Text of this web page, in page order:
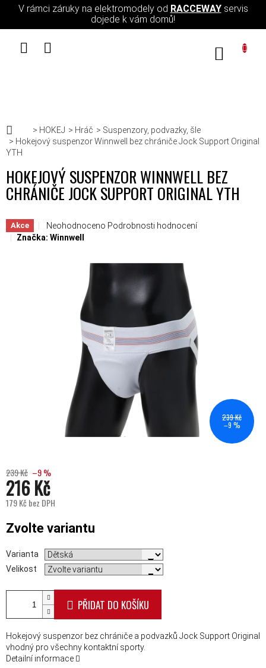
Přejít na obsah
V rámci záruky na elektromodely od RACCEWAYservis
dojede k vám domů!
Domů
HOKEJ Hráč
Suspenzory, podvazky, šle
Hokejový suspenzor Winnwell bez chrániče Jock Support Original
YTH
HOKEJOVÝ SUSPENZOR WINNWELL BEZ
CHRÁNIČE JOCK SUPPORT ORIGINAL YTH
Akce Průměrné hodnocení produktu je 0,0 z 5 hvězdiček.
Neohodnoceno Podrobnosti hodnocení
Značka: Winnwell
239 Kč
–9 %
239 Kč –9 %
216 Kč
179 Kč bez DPH
Zvolte variantu
Varianta
Velikost
PŘIDAT DO KOŠÍKU
Hokejový suspenzor bez chrániče a podvazků Jock Support Original
vhodný pro všechny kontaktní sporty.
Detailní informace